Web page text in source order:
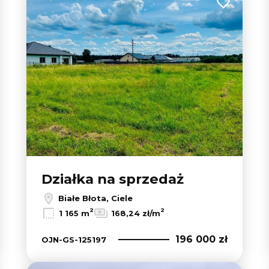
Dodaj do
Działka na sprzedaż
Białe Błota, Ciele
1 165 m2 168,24 zł/m2
OJN-GS-125197 196 000 zł